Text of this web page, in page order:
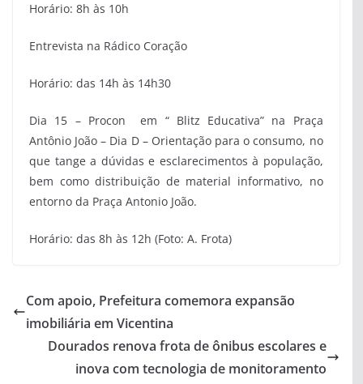
Horário: 8h às 10h
Entrevista na Rádico Coração
Horário: das 14h às 14h30
Dia 15 – Procon em “ Blitz Educativa” na Praça
Antônio João – Dia D – Orientação para o consumo, no
que tange a dúvidas e esclarecimentos à população,
bem como distribuição de material informativo, no
entorno da Praça Antonio João.
Horário: das 8h às 12h (Foto: A. Frota)
Com apoio, Prefeitura comemora expansão
imobiliária em Vicentina
Dourados renova frota de ônibus escolares e
inova com tecnologia de monitoramento